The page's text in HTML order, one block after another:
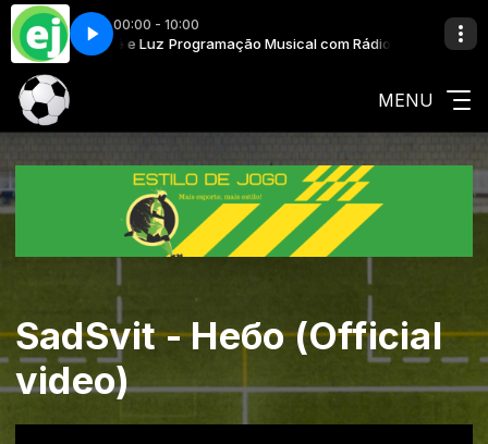
00:00 - 10:00
Rádio Fé e Luz Programação Musical com Rádio Fé e Luz
Hillbilly Kid - Miami Beach
MENU
SadSvit - Небо (Official
video)